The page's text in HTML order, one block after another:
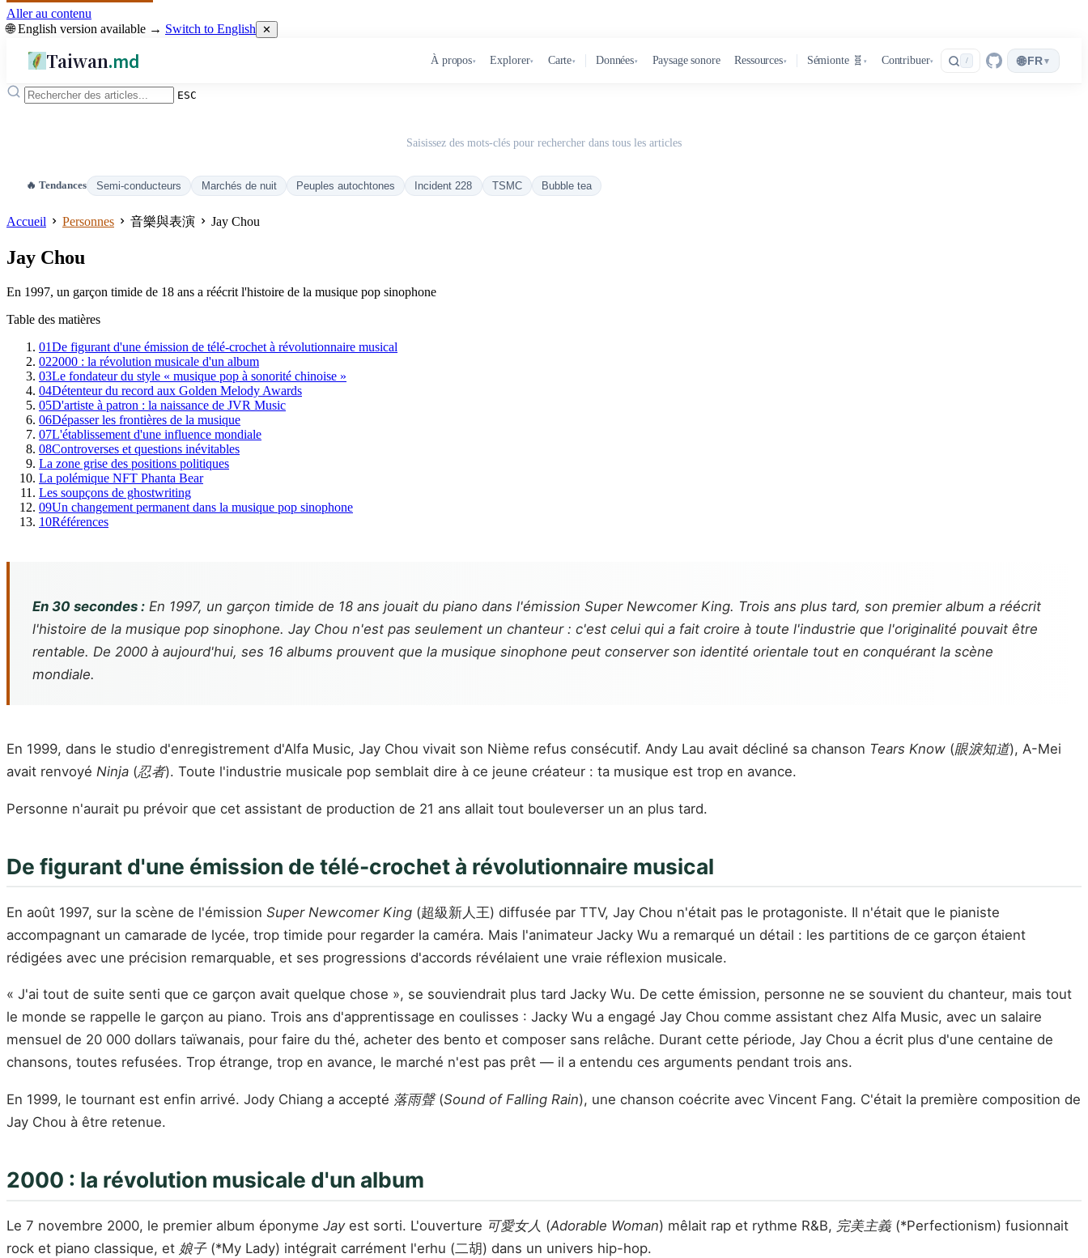
Aller au contenu
🌐 English version available → Switch to English ✕
Taiwan.md À propos▾ Explorer▾ Carte▾ Données▾ Paysage sonore Ressources▾ Sémionte 🧬 ▾ Contribuer▾ / 🌐FR ▾
ESC
Saisissez des mots-clés pour rechercher dans tous les articles
🔥 Tendances Semi-conducteurs Marchés de nuit Peuples autochtones Incident 228 TSMC Bubble tea
Accueil Personnes 音樂與表演 Jay Chou
Jay Chou
En 1997, un garçon timide de 18 ans a réécrit l'histoire de la musique pop sinophone
Table des matières
01De figurant d'une émission de télé-crochet à révolutionnaire musical
022000 : la révolution musicale d'un album
03Le fondateur du style « musique pop à sonorité chinoise »
04Détenteur du record aux Golden Melody Awards
05D'artiste à patron : la naissance de JVR Music
06Dépasser les frontières de la musique
07L'établissement d'une influence mondiale
08Controverses et questions inévitables
La zone grise des positions politiques
La polémique NFT Phanta Bear
Les soupçons de ghostwriting
09Un changement permanent dans la musique pop sinophone
10Références
En 30 secondes : En 1997, un garçon timide de 18 ans jouait du piano dans l'émission Super Newcomer King. Trois ans plus tard, son premier album a réécrit
l'histoire de la musique pop sinophone. Jay Chou n'est pas seulement un chanteur : c'est celui qui a fait croire à toute l'industrie que l'originalité pouvait être
rentable. De 2000 à aujourd'hui, ses 16 albums prouvent que la musique sinophone peut conserver son identité orientale tout en conquérant la scène
mondiale.
En 1999, dans le studio d'enregistrement d'Alfa Music, Jay Chou vivait son Nième refus consécutif. Andy Lau avait décliné sa chanson Tears Know (眼淚知道), A-Mei
avait renvoyé Ninja (忍者). Toute l'industrie musicale pop semblait dire à ce jeune créateur : ta musique est trop en avance.
Personne n'aurait pu prévoir que cet assistant de production de 21 ans allait tout bouleverser un an plus tard.
De figurant d'une émission de télé-crochet à révolutionnaire musical
En août 1997, sur la scène de l'émission Super Newcomer King (超級新人王) diffusée par TTV, Jay Chou n'était pas le protagoniste. Il n'était que le pianiste
accompagnant un camarade de lycée, trop timide pour regarder la caméra. Mais l'animateur Jacky Wu a remarqué un détail : les partitions de ce garçon étaient
rédigées avec une précision remarquable, et ses progressions d'accords révélaient une vraie réflexion musicale.
« J'ai tout de suite senti que ce garçon avait quelque chose », se souviendrait plus tard Jacky Wu. De cette émission, personne ne se souvient du chanteur, mais tout
le monde se rappelle le garçon au piano. Trois ans d'apprentissage en coulisses : Jacky Wu a engagé Jay Chou comme assistant chez Alfa Music, avec un salaire
mensuel de 20 000 dollars taïwanais, pour faire du thé, acheter des bento et composer sans relâche. Durant cette période, Jay Chou a écrit plus d'une centaine de
chansons, toutes refusées. Trop étrange, trop en avance, le marché n'est pas prêt — il a entendu ces arguments pendant trois ans.
En 1999, le tournant est enfin arrivé. Jody Chiang a accepté 落雨聲(Sound of Falling Rain), une chanson coécrite avec Vincent Fang. C'était la première composition de
Jay Chou à être retenue.
2000 : la révolution musicale d'un album
Le 7 novembre 2000, le premier album éponyme Jayest sorti. L'ouverture 可愛女人 (Adorable Woman) mêlait rap et rythme R&B, 完美主義(*Perfectionism) fusionnait
rock et piano classique, et 娘子(*My Lady) intégrait carrément l'erhu (二胡) dans un univers hip-hop.